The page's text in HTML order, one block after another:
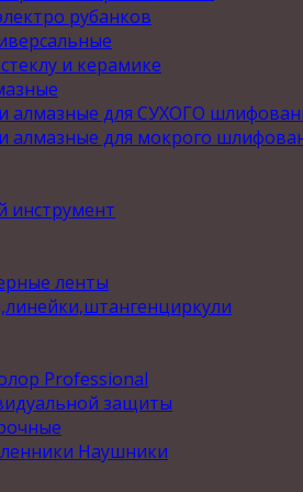
рубанков
и керамике
алмазные для СУХОГО
алмазные для мокрого
инструмент
ленты
Professional
защиты
Наушники